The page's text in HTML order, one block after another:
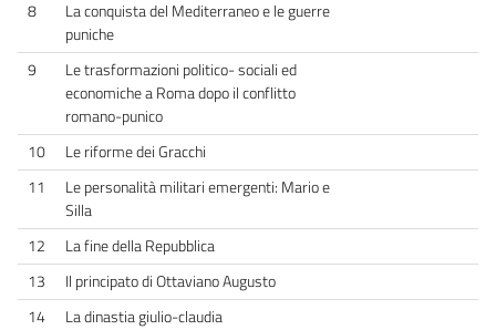
8
La conquista del Mediterraneo e le guerre
puniche
9
Le trasformazioni politico- sociali ed
economiche a Roma dopo il conflitto
romano-punico
10
Le riforme dei Gracchi
11
Le personalità militari emergenti: Mario e
Silla
12
La fine della Repubblica
13
Il principato di Ottaviano Augusto
14
La dinastia giulio-claudia